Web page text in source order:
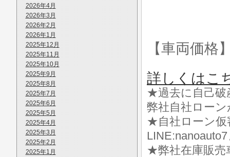
2026年4月
2026年3月
2026年2月
2026年1月
2025年12月
2025年11月
2025年10月
2025年9月
2025年8月
2025年7月
2025年6月
2025年5月
2025年4月
2025年3月
2025年2月
2025年1月
【車両価格
詳しくはこ
★過去に自己破
弊社自社ロー
★自社ローン仮
★弊社在庫販売